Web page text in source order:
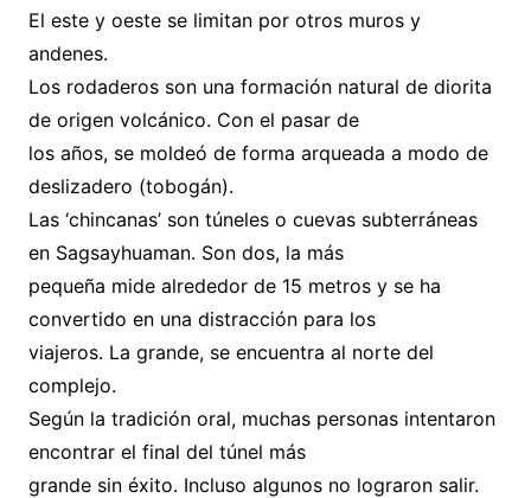
El este y oeste se limitan por otros muros y
andenes.
Los rodaderos son una formación natural de diorita
de origen volcánico. Con el pasar de
los años, se moldeó de forma arqueada a modo de
deslizadero (tobogán).
Las ‘chincanas’ son túneles o cuevas subterráneas
en Sagsayhuaman. Son dos, la más
pequeña mide alrededor de 15 metros y se ha
convertido en una distracción para los
viajeros. La grande, se encuentra al norte del
complejo.
Según la tradición oral, muchas personas intentaron
encontrar el final del túnel más
grande sin éxito. Incluso algunos no lograron salir.